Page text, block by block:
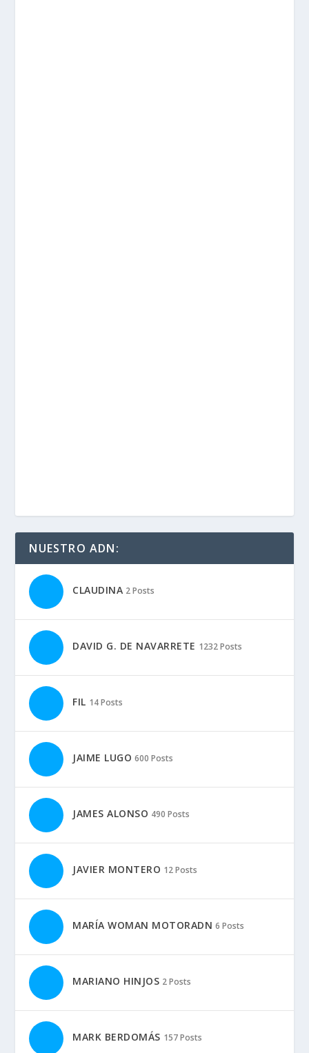
NUESTRO ADN:
CLAUDINA 2 Posts
DAVID G. DE NAVARRETE 1232 Posts
FIL 14 Posts
JAIME LUGO 600 Posts
JAMES ALONSO 490 Posts
JAVIER MONTERO 12 Posts
MARÍA WOMAN MOTORADN 6 Posts
MARIANO HINJOS 2 Posts
MARK BERDOMÁS 157 Posts